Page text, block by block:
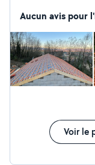
Aucun avis pour
Voir le